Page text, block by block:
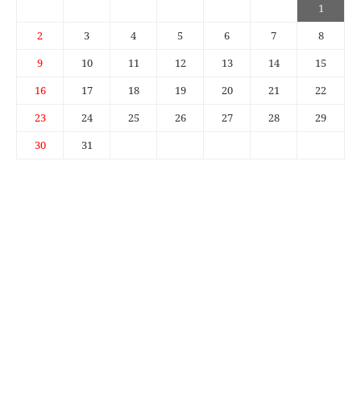
1
2
3 4 5 6 7
8
9
10 11 12 13 14
15
16
17 18 19 20 21
22
23
24 25 26 27 28
29
30
31